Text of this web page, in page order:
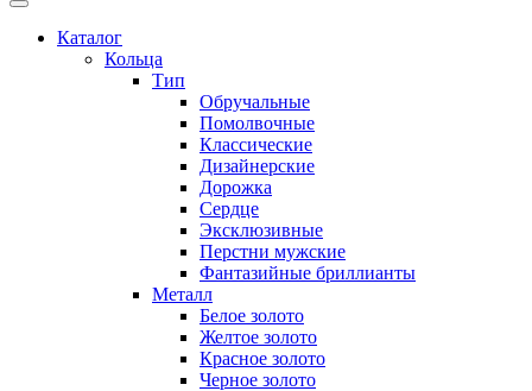
Каталог
Кольца
Тип
Обручальные
Помолвочные
Классические
Дизайнерские
Дорожка
Сердце
Эксклюзивные
Перстни мужские
Фантазийные бриллианты
Металл
Белое золото
Желтое золото
Красное золото
Черное золото